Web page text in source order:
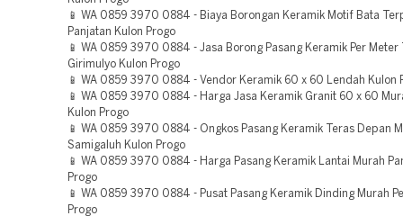
📱 WA 0859 3970 0884 - Biaya Borongan Keramik Motif Bata
Panjatan Kulon Progo
📱 WA 0859 3970 0884 - Jasa Borong Pasang Keramik Per Meter
Girimulyo Kulon Progo
📱 WA 0859 3970 0884 - Vendor Keramik 60 x 60 Lendah Kulon
📱 WA 0859 3970 0884 - Harga Jasa Keramik Granit 60 x 60
Kulon Progo
📱 WA 0859 3970 0884 - Ongkos Pasang Keramik Teras Depan
Samigaluh Kulon Progo
📱 WA 0859 3970 0884 - Harga Pasang Keramik Lantai Murah
Progo
📱 WA 0859 3970 0884 - Pusat Pasang Keramik Dinding Murah
Progo